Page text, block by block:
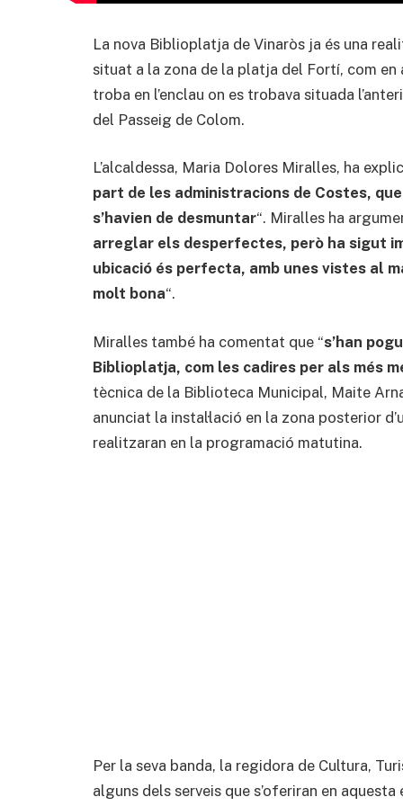
La nova Biblioplatja de Vinaròs ja és una
situat a la zona de la platja del Fortí, com en
troba en l’enclau on es trobava situada
del Passeig de Colom.
L’alcaldessa, Maria Dolores Miralles, ha
part de les administracions de Costes,
s’havien de desmuntar“. Miralles ha
arreglar els desperfectes, però ha sigut
ubicació és perfecta, amb unes vistes al
molt bona“.
Miralles també ha comentat que “s’han
Biblioplatja, com les cadires per als més
tècnica de la Biblioteca Municipal, Maite
anunciat la instal·lació en la zona posterior
realitzaran en la programació matutina.
Per la seva banda, la regidora de Cultura,
alguns dels serveis que s’oferiran en